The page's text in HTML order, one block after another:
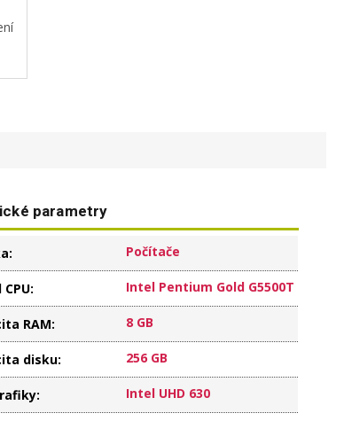
parametry
: Počítače
: Intel Pentium Gold G5500T
RAM: 8 GB
disku: 256 GB
: Intel UHD 630